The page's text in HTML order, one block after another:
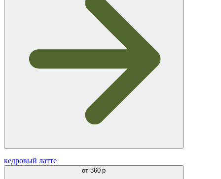
кедровый латте
от 360 р